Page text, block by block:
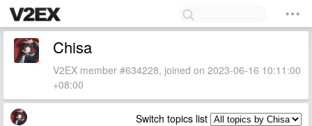
Chisa
V2EX member #634228, joined on 2023-06-16 10:11:00
+08:00
Switch topics list